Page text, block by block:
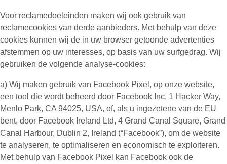
Voor reclamedoeleinden maken wij ook gebruik van
reclamecookies van derde aanbieders. Met behulp van deze
cookies kunnen wij de in uw browser getoonde advertenties
afstemmen op uw interesses, op basis van uw surfgedrag. Wij
gebruiken de volgende analyse-cookies:
a) Wij maken gebruik van Facebook Pixel , op onze website,
een tool die wordt beheerd door Facebook Inc, 1 Hacker Way,
Menlo Park, CA 94025, USA, of, als u ingezetene van de EU
bent, door Facebook Ireland Ltd, 4 Grand Canal Square, Grand
Canal Harbour, Dublin 2, Ireland (“Facebook”), om de website
te analyseren, te optimaliseren en economisch te exploiteren.
Met behulp van Facebook Pixel kan Facebook ook de